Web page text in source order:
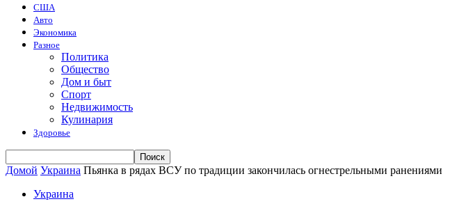
США
Авто
Экономика
Разное
Политика
Общество
Дом и быт
Спорт
Недвижимость
Кулинария
Здоровье
Домой Украина Пьянка в рядах ВСУ по традиции закончилась огнестрельными ранениями
Украина